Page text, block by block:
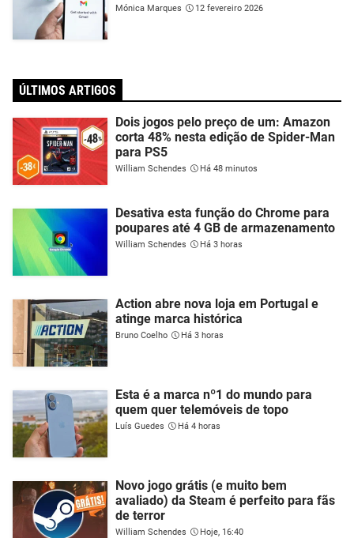
Mónica Marques 12 fevereiro 2026
ÚLTIMOS ARTIGOS
Dois jogos pelo preço de um: Amazon
corta 48% nesta edição de Spider-Man
para PS5
William Schendes Há 48 minutos
Desativa esta função do Chrome para
poupares até 4 GB de armazenamento
William Schendes Há 3 horas
Action abre nova loja em Portugal e
atinge marca histórica
Bruno Coelho Há 3 horas
Esta é a marca nº1 do mundo para
quem quer telemóveis de topo
Luís Guedes Há 4 horas
Novo jogo grátis (e muito bem
avaliado) da Steam é perfeito para fãs
de terror
William Schendes Hoje, 16:40